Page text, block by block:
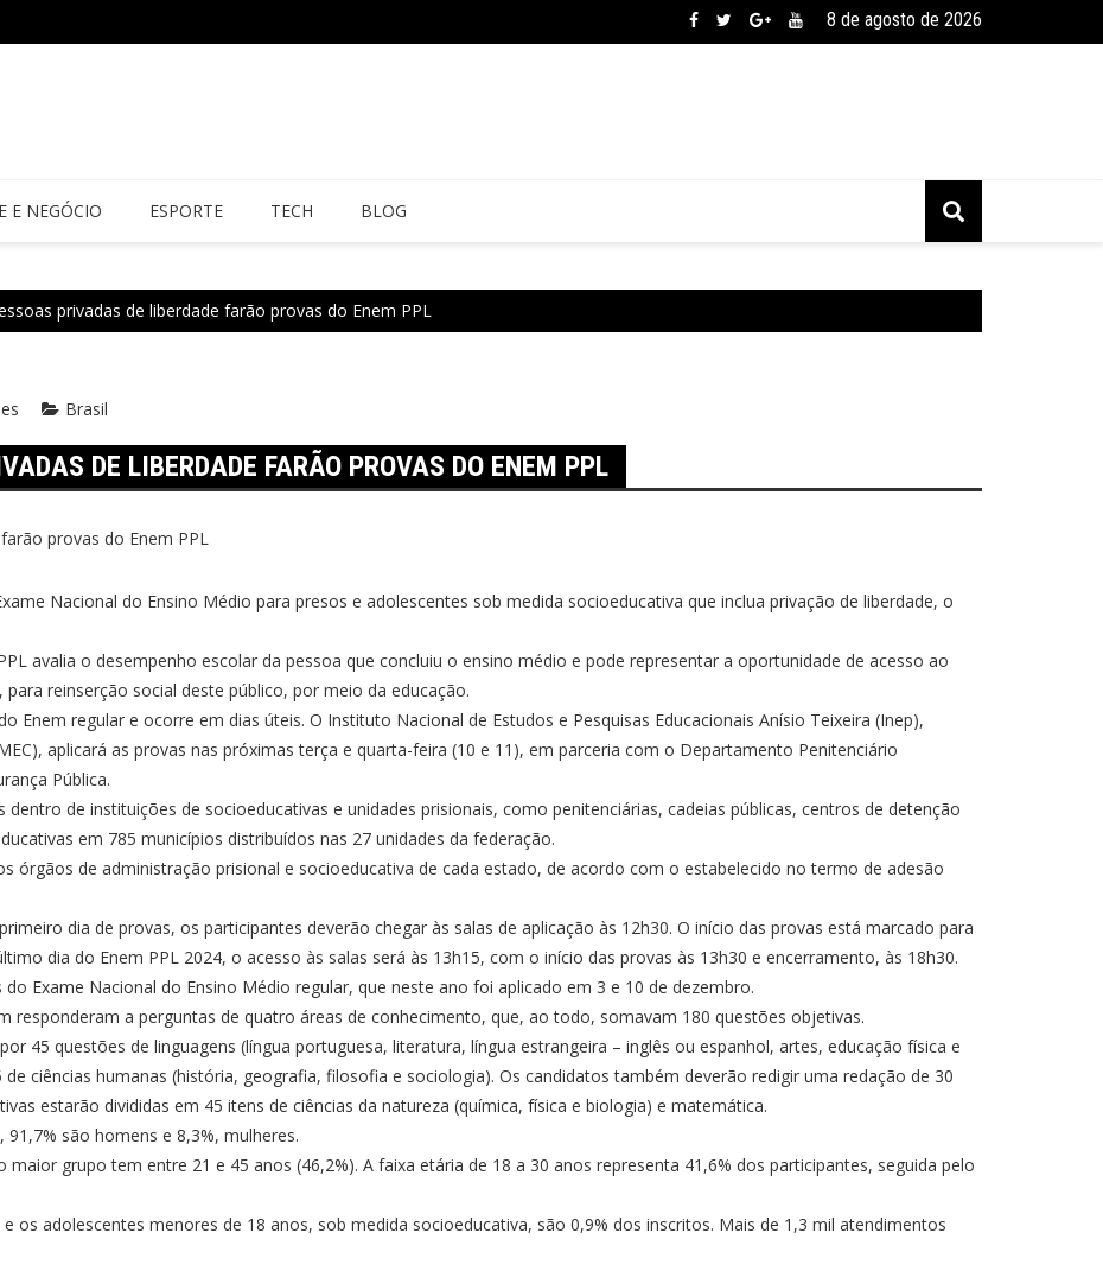
8 de agosto de 2026
E NEGÓCIO ESPORTE TECH BLOG
privadas de liberdade farão provas do Enem PPL
Brasil
DE LIBERDADE FARÃO PROVAS DO ENEM PPL
Nacional do Ensino Médio para presos e adolescentes sob medida socioeducativa que inclua privação de liberdade, o
avalia o desempenho escolar da pessoa que concluiu o ensino médio e pode representar a oportunidade de acesso ao
reinserção social deste público, por meio da educação.
Enem regular e ocorre em dias úteis. O Instituto Nacional de Estudos e Pesquisas Educacionais Anísio Teixeira (Inep),
aplicará as provas nas próximas terça e quarta-feira (10 e 11), em parceria com o Departamento Penitenciário
Pública.
de instituições de socioeducativas e unidades prisionais, como penitenciárias, cadeias públicas, centros de detenção
em 785 municípios distribuídos nas 27 unidades da federação.
órgãos de administração prisional e socioeducativa de cada estado, de acordo com o estabelecido no termo de adesão
dia de provas, os participantes deverão chegar às salas de aplicação às 12h30. O início das provas está marcado para
dia do Enem PPL 2024, o acesso às salas será às 13h15, com o início das provas às 13h30 e encerramento, às 18h30.
do Exame Nacional do Ensino Médio regular, que neste ano foi aplicado em 3 e 10 de dezembro.
responderam a perguntas de quatro áreas de conhecimento, que, ao todo, somavam 180 questões objetivas.
45 questões de linguagens (língua portuguesa, literatura, língua estrangeira – inglês ou espanhol, artes, educação física e
ciências humanas (história, geografia, filosofia e sociologia). Os candidatos também deverão redigir uma redação de 30
estarão divididas em 45 itens de ciências da natureza (química, física e biologia) e matemática.
são homens e 8,3%, mulheres.
grupo tem entre 21 e 45 anos (46,2%). A faixa etária de 18 a 30 anos representa 41,6% dos participantes, seguida pelo
os adolescentes menores de 18 anos, sob medida socioeducativa, são 0,9% dos inscritos. Mais de 1,3 mil atendimentos